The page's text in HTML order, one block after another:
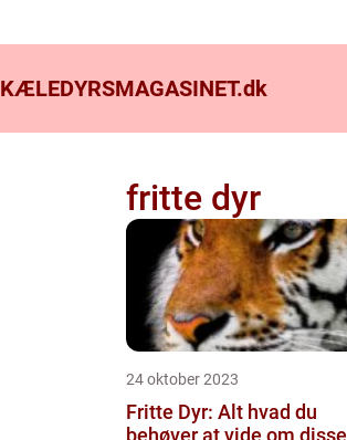
KÆLEDYRSMAGASINET.dk
fritte dyr
24 oktober 2023
Fritte Dyr: Alt hvad du
behøver at vide om disse